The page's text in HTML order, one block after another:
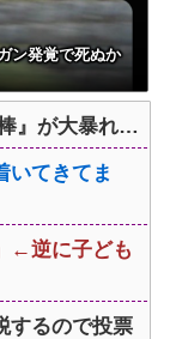
ン発覚で死ぬか
』が大暴れ…
いてきてま
←逆に子ども
するので投票